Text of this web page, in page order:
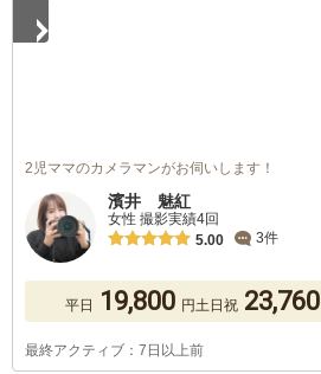
2児ママのカメラマンがお伺いします！
濱井 魅紅
女性 撮影実績4回
5.00
3件
平日 19,800 円土日祝 23,760
最終アクティブ：7日以上前